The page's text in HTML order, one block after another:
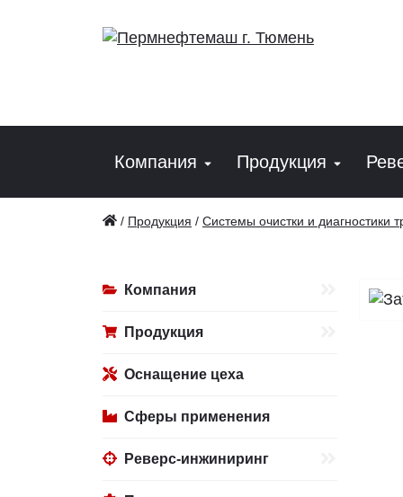
Компания Продукция
/ Продукция / Системы очистки и диагностики
Компания
Продукция
Оснащение цеха
Сферы применения
Реверс-инжиниринг